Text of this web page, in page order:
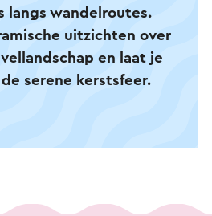
langs wandelroutes.
uitzichten over
en laat je
serene kerstsfeer.